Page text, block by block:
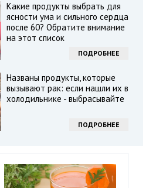
Какие продукты выбрать для
ясности ума и сильного сердца
после 60? Обратите внимание
на этот список
ПОДРОБНЕЕ
Названы продукты, которые
вызывают рак: если нашли их в
холодильнике - выбрасывайте
ПОДРОБНЕЕ